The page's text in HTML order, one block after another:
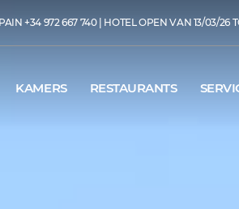
+34 972 667 740| HOTEL OPEN VAN 13/03/26
KAMERS RESTAURANTS